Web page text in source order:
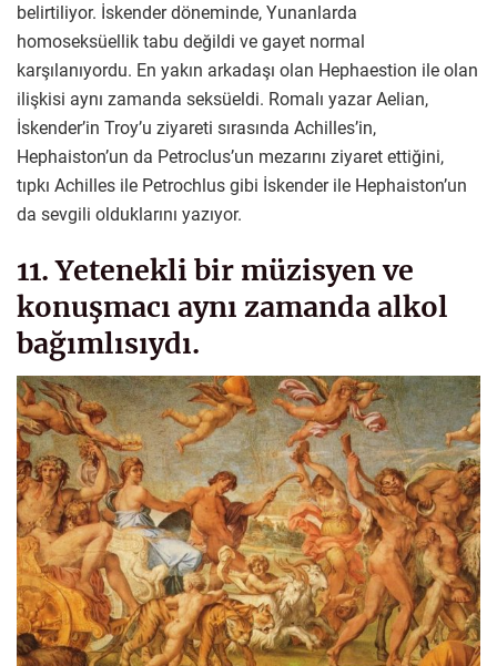
belirtiliyor. İskender döneminde, Yunanlarda
homoseksüellik tabu değildi ve gayet normal
karşılanıyordu. En yakın arkadaşı olan Hephaestion ile olan
ilişkisi aynı zamanda seksüeldi. Romalı yazar Aelian,
İskender’in Troy’u ziyareti sırasında Achilles’in,
Hephaiston’un da Petroclus’un mezarını ziyaret ettiğini,
tıpkı Achilles ile Petrochlus gibi İskender ile Hephaiston’un
da sevgili olduklarını yazıyor.
11. Yetenekli bir müzisyen ve
konuşmacı aynı zamanda alkol
bağımlısıydı.